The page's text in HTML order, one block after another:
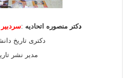
دکتر منصوره اتحادیه :
دکتری تاریخ
مدیر نشر